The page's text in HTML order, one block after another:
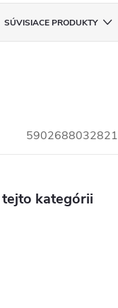
SÚVISIACE PRODUKTY
5902688032821
kategórii